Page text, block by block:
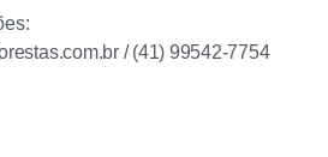
/ (41) 99542-7754